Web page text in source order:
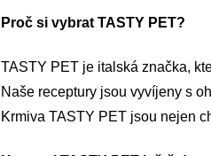
Proč si vybrat TASTY PET?
TASTY PET je italská značka,
Naše receptury jsou vyvíjeny s
Krmiva TASTY PET jsou nejen